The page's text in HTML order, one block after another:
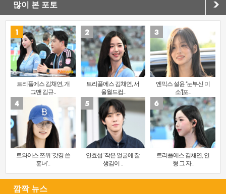
많이 본 포토
트리플에스 김채연, 개
그맨 김규..
트리플에스 김채연, 서
울월드컵..
엔믹스 설윤 ‘눈부신 미
소’[포..
트와이스 쯔위 ‘갓경 쓴
훈녀’..
안효섭 ‘작은 얼굴에 잘
생김이 ..
트리플에스 김채연, 인
형 그 자..
깜짝 뉴스